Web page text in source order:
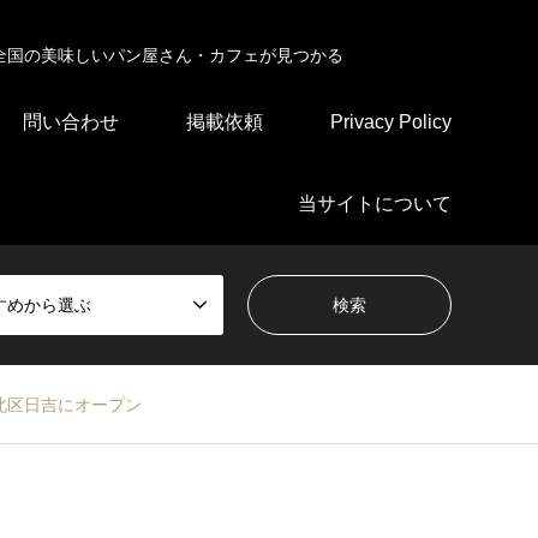
の美味しいパン屋さん・カフェが見つかる
問い合わせ 掲載依頼 Privacy Policy
当サイトについて
めから選ぶ
区日吉にオープン